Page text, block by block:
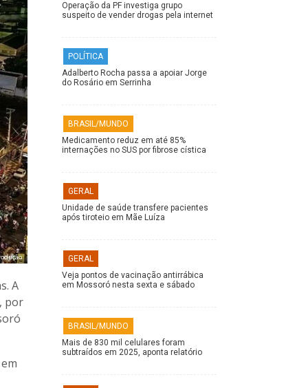
A
por
Operação da PF investiga grupo
suspeito de vender drogas pela internet
POLÍTICA
Adalberto Rocha passa a apoiar Jorge
do Rosário em Serrinha
BRASIL/MUNDO
Medicamento reduz em até 85%
internações no SUS por fibrose cística
GERAL
Unidade de saúde transfere pacientes
após tiroteio em Mãe Luíza
GERAL
Veja pontos de vacinação antirrábica
em Mossoró nesta sexta e sábado
BRASIL/MUNDO
Mais de 830 mil celulares foram
subtraídos em 2025, aponta relatório